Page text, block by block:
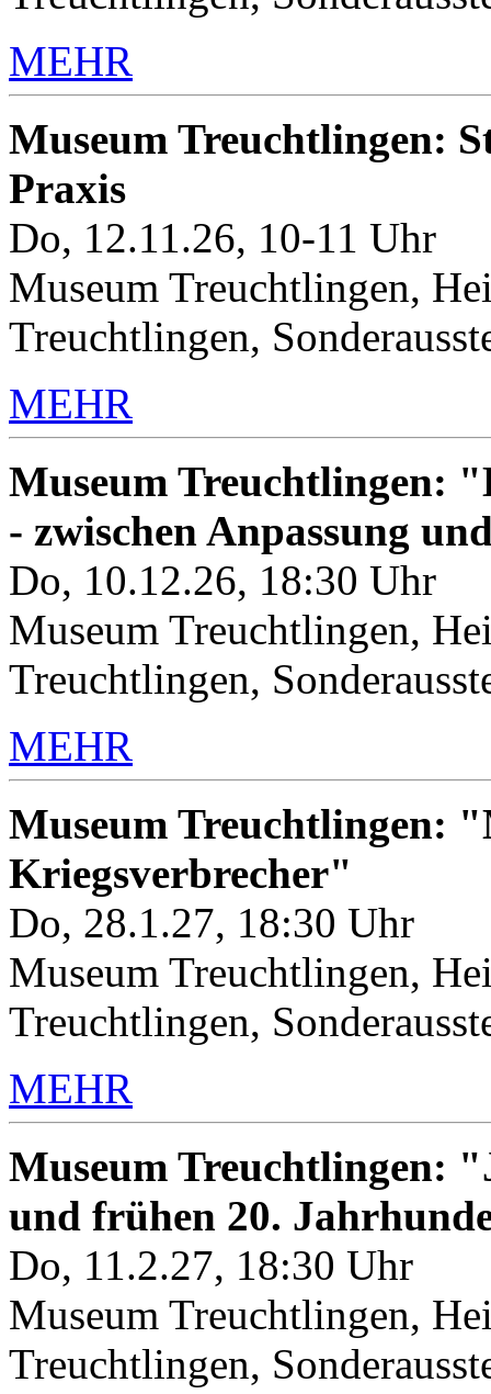
MEHR
Museum Treuchtlingen:
Praxis
Do, 12.11.26, 10-11 Uhr
Museum Treuchtlingen,
Treuchtlingen,
MEHR
Museum Treuchtlingen:
- zwischen Anpassung
Do, 10.12.26, 18:30 Uhr
Museum Treuchtlingen,
Treuchtlingen,
MEHR
Museum Treuchtlingen:
Kriegsverbrecher"
Do, 28.1.27, 18:30 Uhr
Museum Treuchtlingen,
Treuchtlingen,
MEHR
Museum Treuchtlingen:
und frühen 20.
Do, 11.2.27, 18:30 Uhr
Museum Treuchtlingen,
Treuchtlingen,